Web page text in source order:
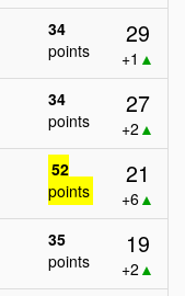
34
points
29
+1 ▲
34
points
27
+2 ▲
52
points
21
+6▲
35
points
19
+2 ▲